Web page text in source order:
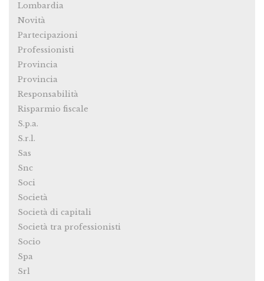
Lombardia
Novità
Partecipazioni
Professionisti
Provincia
Provincia
Responsabilità
Risparmio fiscale
S.p.a.
S.r.l.
Sas
Snc
Soci
Società
Società di capitali
Società tra professionisti
Socio
Spa
Srl